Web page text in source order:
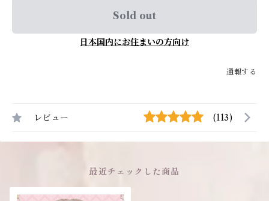
Sold out
日本国内にお住まいの方向け
通報する
レビュー (113)
最近チェックした商品